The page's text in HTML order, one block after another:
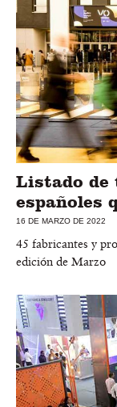
Listado de
españoles
16 DE MARZO DE 2022
45 fabricantes y
edición de Marzo